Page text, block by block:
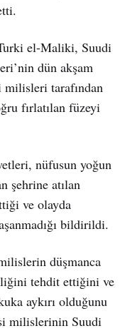
el-Maliki, Suudi
dün akşam
milisleri tarafından
fırlatılan füzeyi
nüfusun yoğun
şehrine atılan
ve olayda
bildirildi.
düşmanca
tehdit ettiğini ve
aykırı olduğunu
milislerinin Suudi